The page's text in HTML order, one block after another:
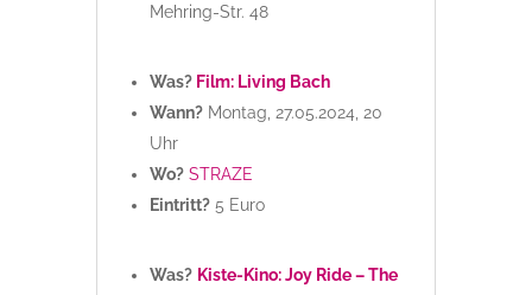
Mehring-Str. 48
Was? Film: Living Bach
Wann?Montag, 27.05.2024, 20
Uhr
Wo? STRAZE
Eintritt?5 Euro
Was? Kiste-Kino: Joy Ride – The